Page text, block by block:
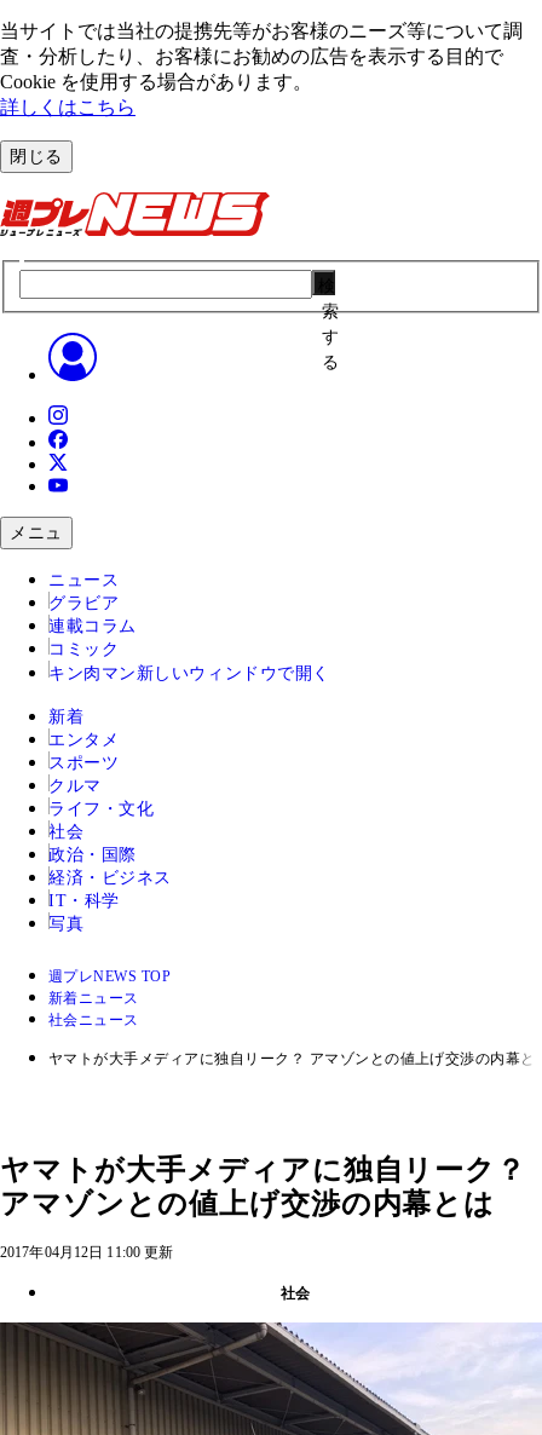
当サイトでは当社の提携先等がお客様のニーズ等について調
査・分析したり、お客様にお勧めの広告を表⽰する⽬的で
Cookie を使⽤する場合があります。
詳しくはこちら
閉じる
索
す
る
メニュ
ニュース
グラビア
連載コラム
コミック
キン肉マン 新しいウィンドウで開く
新着
エンタメ
スポーツ
クルマ
ライフ・文化
社会
政治・国際
経済・ビジネス
IT・科学
写真
週プレNEWS TOP
新着ニュース
社会ニュース
ヤマトが大手メディアに独自リーク？ アマゾンとの値上げ交渉の内幕と
ヤマトが大手メディアに独自リーク？
アマゾンとの値上げ交渉の内幕とは
2017年04月12日 11:00 更新
社会